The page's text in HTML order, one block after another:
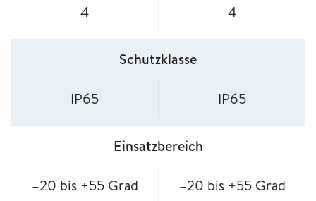
4 4
Schutzklasse
IP65 IP65
Einsatzbereich
–20 bis +55 Grad –20 bis +55 Grad